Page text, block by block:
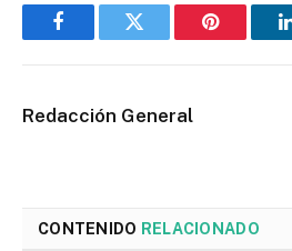
FacebookTwitter Pinterest
Redacción General
CONTENIDO RELACIONADO